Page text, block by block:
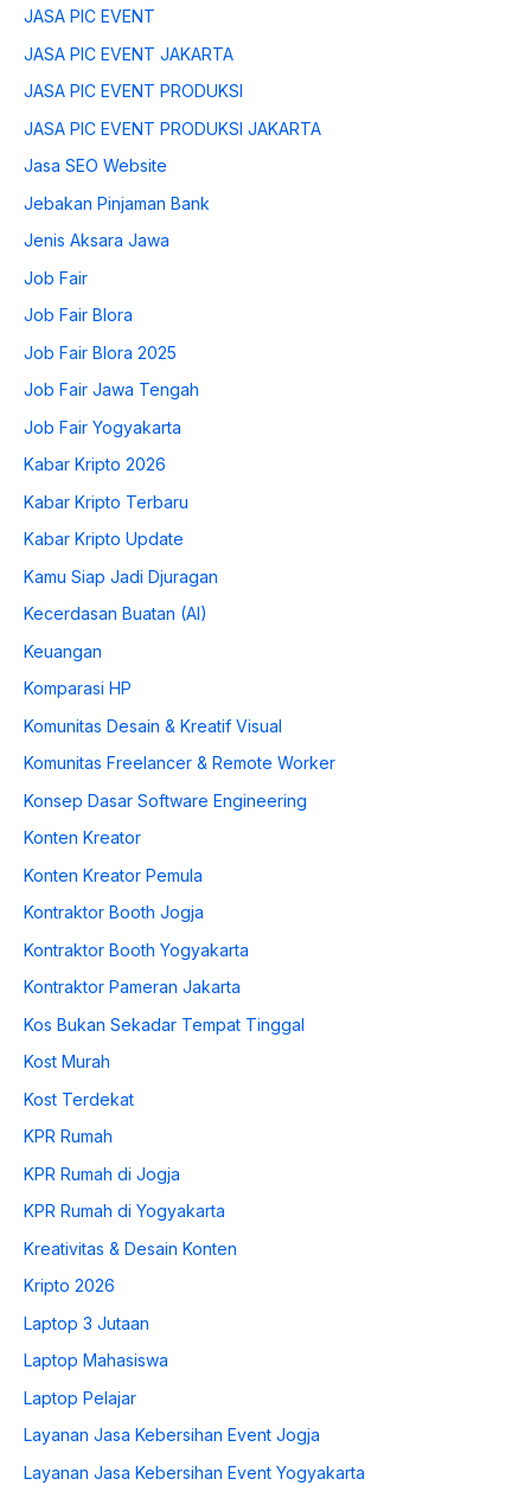
JASA PIC EVENT
JASA PIC EVENT JAKARTA
JASA PIC EVENT PRODUKSI
JASA PIC EVENT PRODUKSI JAKARTA
Jasa SEO Website
Jebakan Pinjaman Bank
Jenis Aksara Jawa
Job Fair
Job Fair Blora
Job Fair Blora 2025
Job Fair Jawa Tengah
Job Fair Yogyakarta
Kabar Kripto 2026
Kabar Kripto Terbaru
Kabar Kripto Update
Kamu Siap Jadi Djuragan
Kecerdasan Buatan (AI)
Keuangan
Komparasi HP
Komunitas Desain & Kreatif Visual
Komunitas Freelancer & Remote Worker
Konsep Dasar Software Engineering
Konten Kreator
Konten Kreator Pemula
Kontraktor Booth Jogja
Kontraktor Booth Yogyakarta
Kontraktor Pameran Jakarta
Kos Bukan Sekadar Tempat Tinggal
Kost Murah
Kost Terdekat
KPR Rumah
KPR Rumah di Jogja
KPR Rumah di Yogyakarta
Kreativitas & Desain Konten
Kripto 2026
Laptop 3 Jutaan
Laptop Mahasiswa
Laptop Pelajar
Layanan Jasa Kebersihan Event Jogja
Layanan Jasa Kebersihan Event Yogyakarta